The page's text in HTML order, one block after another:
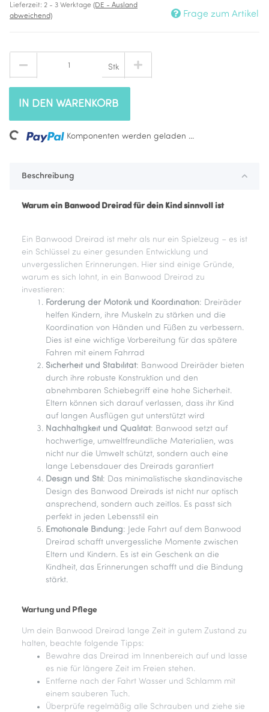
Lieferzeit: 2 - 3 Werktage (DE - Ausland
abweichend)
Frage zum Artikel
Stk
IN DEN WARENKORB
Loading... Komponenten werden geladen ...
Beschreibung
Warum ein Banwood Dreirad für dein Kind sinnvoll ist
Ein Banwood Dreirad ist mehr als nur ein Spielzeug – es ist
ein Schlüssel zu einer gesunden Entwicklung und
unvergesslichen Erinnerungen. Hier sind einige Gründe,
warum es sich lohnt, in ein Banwood Dreirad zu
investieren:
Förderung der Motorik und Koordination: Dreiräder
helfen Kindern, ihre Muskeln zu stärken und die
Koordination von Händen und Füßen zu verbessern.
Dies ist eine wichtige Vorbereitung für das spätere
Fahren mit einem Fahrrad
Sicherheit und Stabilität: Banwood Dreiräder bieten
durch ihre robuste Konstruktion und den
abnehmbaren Schiebegriff eine hohe Sicherheit.
Eltern können sich darauf verlassen, dass ihr Kind
auf langen Ausflügen gut unterstützt wird
Nachhaltigkeit und Qualität: Banwood setzt auf
hochwertige, umweltfreundliche Materialien, was
nicht nur die Umwelt schützt, sondern auch eine
lange Lebensdauer des Dreirads garantiert
Design und Stil : Das minimalistische skandinavische
Design des Banwood Dreirads ist nicht nur optisch
ansprechend, sondern auch zeitlos. Es passt sich
perfekt in jeden Lebensstil ein
Emotionale Bindung: Jede Fahrt auf dem Banwood
Dreirad schafft unvergessliche Momente zwischen
Eltern und Kindern. Es ist ein Geschenk an die
Kindheit, das Erinnerungen schafft und die Bindung
stärkt.
Wartung und Pflege
Um dein Banwood Dreirad lange Zeit in gutem Zustand zu
halten, beachte folgende Tipps:
Bewahre das Dreirad im Innenbereich auf und lasse
es nie für längere Zeit im Freien stehen.
Entferne nach der Fahrt Wasser und Schlamm mit
einem sauberen Tuch.
Überprüfe regelmäßig alle Schrauben und ziehe sie